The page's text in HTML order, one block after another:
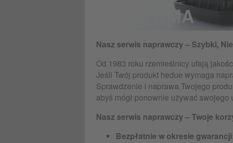
Serwis RMA
Nasz serwis naprawczy – Szybki,
Od 1983 roku rzemieślnicy ufają
Jeśli Twój produkt hedue wymaga
Sprawdzenie i naprawa Twojego
abyś mógł ponownie używać
Nasz serwis naprawczy – Twoje
Bezpłatnie w okresie